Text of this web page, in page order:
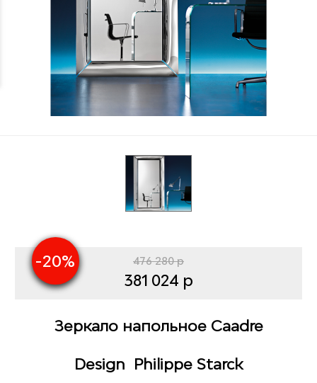
-20% 476 280 р
381 024 р
Зеркало напольное Caadre
Design Philippe Starck